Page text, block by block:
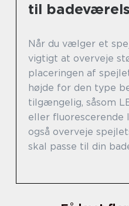
til
Når du vælger et
vigtigt at overveje
placeringen af
højde for den type
tilgængelig, såsom
eller fluorescerende
også overveje
skal passe til din